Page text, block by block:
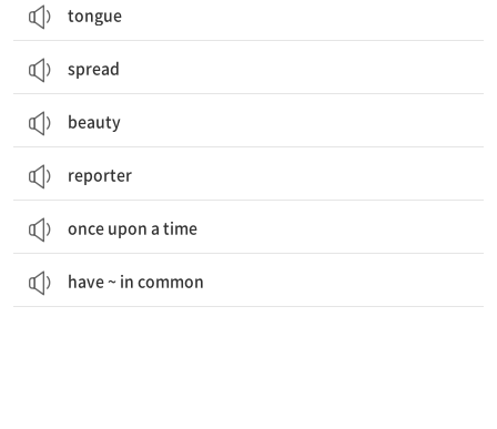
tongue
spread
beauty
reporter
once upon a time
have ~ in common